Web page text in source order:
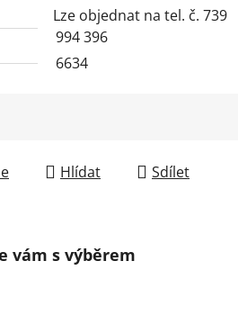
Lze objednat na tel. č. 739
994 396
6634
Hlídat Sdílet
vám s výběrem